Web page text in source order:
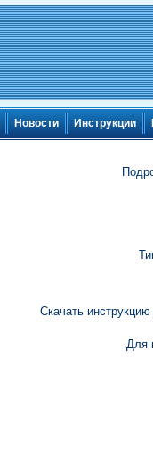
Новости Инструкции
Скачать
Для